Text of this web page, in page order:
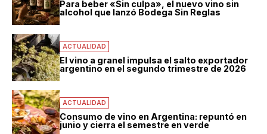
Para beber «Sin culpa», el nuevo vino sin
alcohol que lanzó Bodega Sin Reglas
ACTUALIDAD
El vino a granel impulsa el salto exportador
argentino en el segundo trimestre de 2026
ACTUALIDAD
Consumo de vino en Argentina: repuntó en
junio y cierra el semestre en verde